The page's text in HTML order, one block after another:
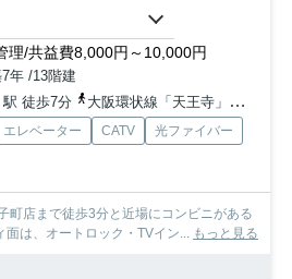
理/共益費8,000円～10,000円
年 /13階建
徒歩7分
大阪環状線「天王寺」駅 徒歩15分
エレベーター CATV
光ファイバー
町店まで徒歩3分と近場にコンビニがある
は、オートロック・TVイン...
もっと見る